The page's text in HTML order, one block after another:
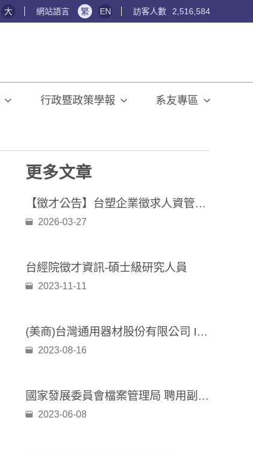
大 網站語言 繁 EN 訪客人數 2,516,584
行政暨政策學報 系友專區
更多文章
【徵才公告】台塑企業徵求人資管理師、總務管理師（正職職缺）
2026-03-27
台經院徵才資訊-碩士級研究人員
2023-11-11
(美商)台灣通用器材股份有限公司 IT Project Manager, GPMO
2023-08-16
國家發展委員會檔案管理局 聘用副研究員1名
2023-06-08